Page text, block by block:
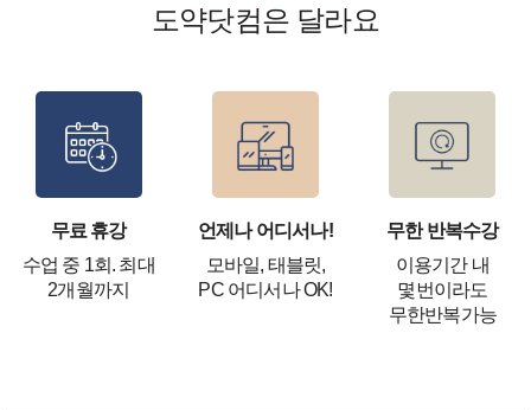
도약닷컴은 달라요
무료 휴강
수업 중 1회. 최대
2개월까지
언제나 어디서나!
모바일, 태블릿,
PC 어디서나 OK!
무한 반복수강
이용기간 내
몇번이라도
무한반복가능